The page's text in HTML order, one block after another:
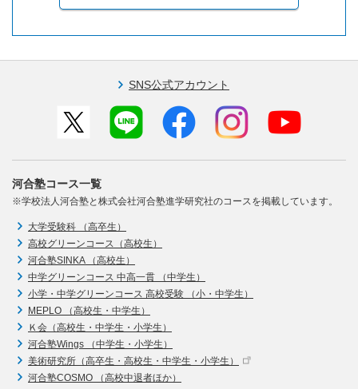
SNS公式アカウント
河合塾コース一覧
※学校法人河合塾と株式会社河合塾進学研究社のコースを掲載しています。
大学受験科 （高卒生）
高校グリーンコース（高校生）
河合塾SINKA （高校生）
中学グリーンコース 中高一貫 （中学生）
小学・中学グリーンコース 高校受験 （小・中学生）
MEPLO （高校生・中学生）
Ｋ会（高校生・中学生・小学生）
河合塾Wings （中学生・小学生）
美術研究所（高卒生・高校生・中学生・小学生）
河合塾COSMO （高校中退者ほか）